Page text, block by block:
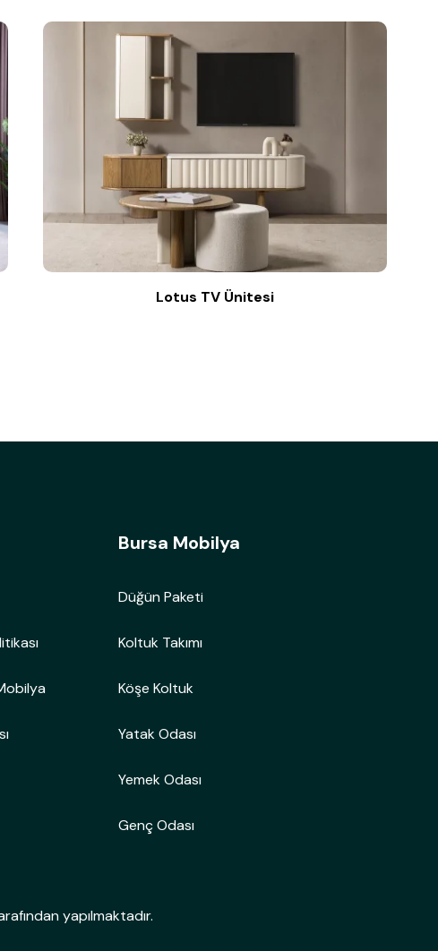
Lotus TV Ünitesi
Bursa Mobilya
Düğün Paketi
Koltuk Takımı
Köşe Koltuk
Yatak Odası
Yemek Odası
Genç Odası
yapılmaktadır.